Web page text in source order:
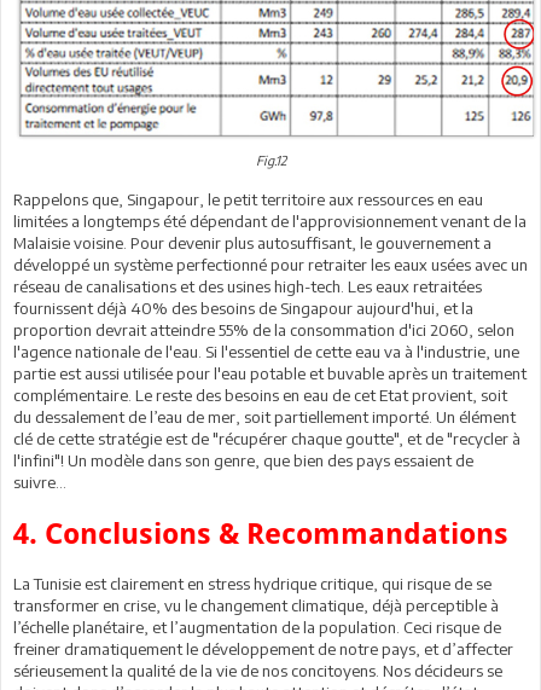
Fig.12
Rappelons que, Singapour, le petit territoire aux ressources en eau
limitées a longtemps été dépendant de l'approvisionnement venant de la
Malaisie voisine. Pour devenir plus autosuffisant, le gouvernement a
développé un système perfectionné pour retraiter les eaux usées avec un
réseau de canalisations et des usines high-tech. Les eaux retraitées
fournissent déjà 40% des besoins de Singapour aujourd'hui, et la
proportion devrait atteindre 55% de la consommation d'ici 2060, selon
l'agence nationale de l'eau. Si l'essentiel de cette eau va à l'industrie, une
partie est aussi utilisée pour l'eau potable et buvable après un traitement
complémentaire. Le reste des besoins en eau de cet Etat provient, soit
du dessalement de l’eau de mer, soit partiellement importé. Un élément
clé de cette stratégie est de "récupérer chaque goutte", et de "recycler à
l'infini"! Un modèle dans son genre, que bien des pays essaient de
suivre…
4. Conclusions & Recommandations
La Tunisie est clairement en stress hydrique critique, qui risque de se
transformer en crise, vu le changement climatique, déjà perceptible à
l’échelle planétaire, et l’augmentation de la population. Ceci risque de
freiner dramatiquement le développement de notre pays, et d’affecter
sérieusement la qualité de la vie de nos concitoyens. Nos décideurs se